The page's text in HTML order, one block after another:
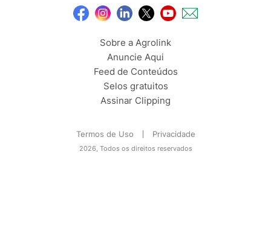
Sobre a Agrolink
Anuncie Aqui
Feed de Conteúdos
Selos gratuitos
Assinar Clipping
Termos de Uso Privacidade
2026, Todos os direitos reservados